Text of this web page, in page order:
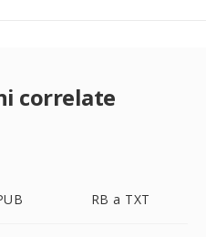
correlate
RB a TXT